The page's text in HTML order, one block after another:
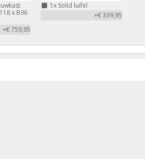
x B96
+€ 759,95
1xSolid luifel
+€ 339,95